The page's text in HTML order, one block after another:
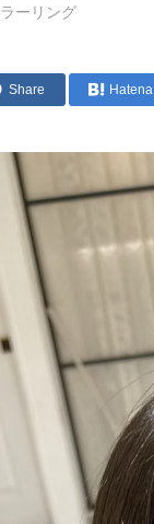
ーリング
Share Hatena